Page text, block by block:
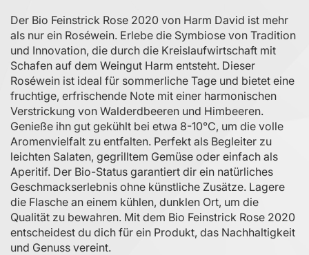
Der Bio Feinstrick Rose 2020 von Harm David ist mehr
als nur ein Roséwein. Erlebe die Symbiose von Tradition
und Innovation, die durch die Kreislaufwirtschaft mit
Schafen auf dem Weingut Harm entsteht. Dieser
Roséwein ist ideal für sommerliche Tage und bietet eine
fruchtige, erfrischende Note mit einer harmonischen
Verstrickung von Walderdbeeren und Himbeeren.
Genieße ihn gut gekühlt bei etwa 8-10°C, um die volle
Aromenvielfalt zu entfalten. Perfekt als Begleiter zu
leichten Salaten, gegrilltem Gemüse oder einfach als
Aperitif. Der Bio-Status garantiert dir ein natürliches
Geschmackserlebnis ohne künstliche Zusätze. Lagere
die Flasche an einem kühlen, dunklen Ort, um die
Qualität zu bewahren. Mit dem Bio Feinstrick Rose 2020
entscheidest du dich für ein Produkt, das Nachhaltigkeit
und Genuss vereint.